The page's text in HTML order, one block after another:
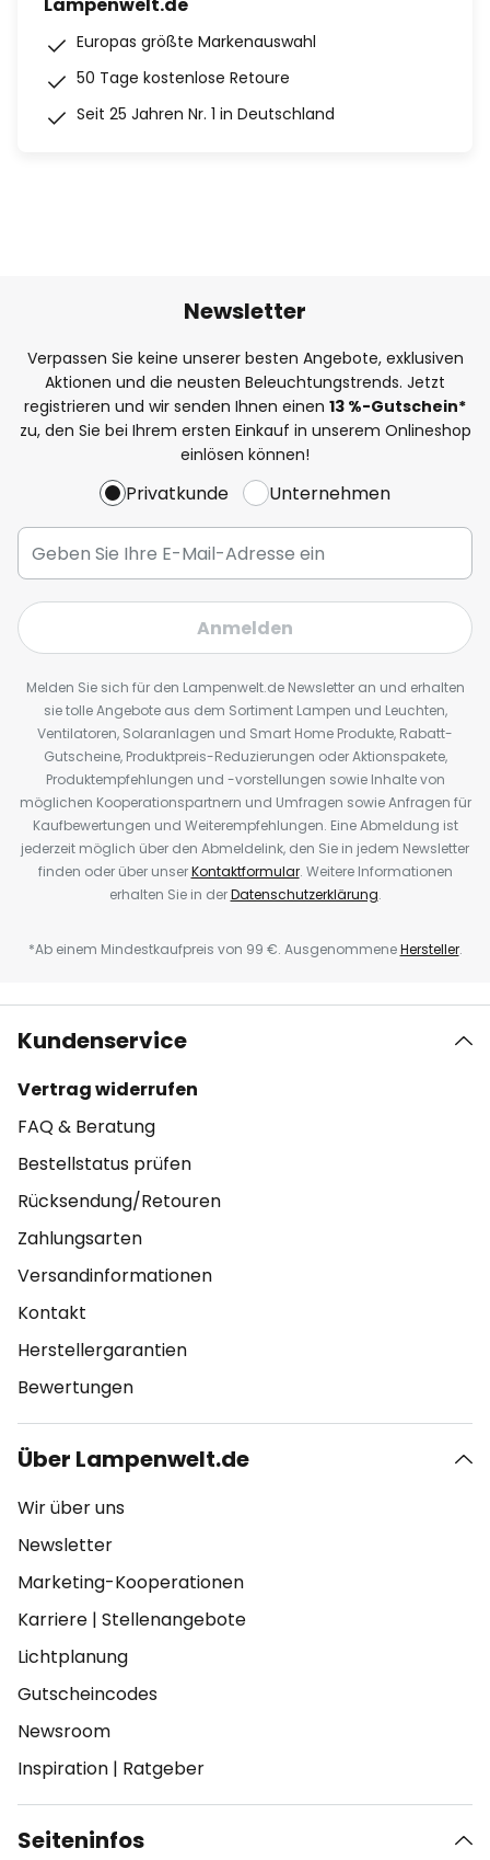
Europas größte Markenauswahl
50 Tage kostenlose Retoure
Seit 25 Jahren Nr. 1 in Deutschland
Newsletter
Verpassen Sie keine unserer besten Angebote, exklusiven
Aktionen und die neusten Beleuchtungstrends. Jetzt
registrieren und wir senden Ihnen einen 13 %-Gutschein*
zu, den Sie bei Ihrem ersten Einkauf in unserem Onlineshop
einlösen können!
Privatkunde Unternehmen
Anmelden
Melden Sie sich für den Lampenwelt.de Newsletter an und erhalten
sie tolle Angebote aus dem Sortiment Lampen und Leuchten,
Ventilatoren, Solaranlagen und Smart Home Produkte, Rabatt-
Gutscheine, Produktpreis-Reduzierungen oder Aktionspakete,
Produktempfehlungen und -vorstellungen sowie Inhalte von
möglichen Kooperationspartnern und Umfragen sowie Anfragen für
Kaufbewertungen und Weiterempfehlungen. Eine Abmeldung ist
jederzeit möglich über den Abmeldelink, den Sie in jedem Newsletter
finden oder über unserKontaktformular. Weitere Informationen
erhalten Sie in derDatenschutzerklärung.
*Ab einem Mindestkaufpreis von 99 €. AusgenommeneHersteller.
Kundenservice
Vertrag widerrufen
FAQ & Beratung
Bestellstatus prüfen
Rücksendung/Retouren
Zahlungsarten
Versandinformationen
Kontakt
Herstellergarantien
Bewertungen
Über Lampenwelt.de
Wir über uns
Newsletter
Marketing-Kooperationen
Karriere | Stellenangebote
Lichtplanung
Gutscheincodes
Newsroom
Inspiration | Ratgeber
Seiteninfos